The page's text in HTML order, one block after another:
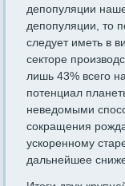
депопуляции
депопуляции, то
следует иметь в
секторе
лишь 43% всего
потенциал
неведомыми
сокращения
ускоренному
дальнейшее